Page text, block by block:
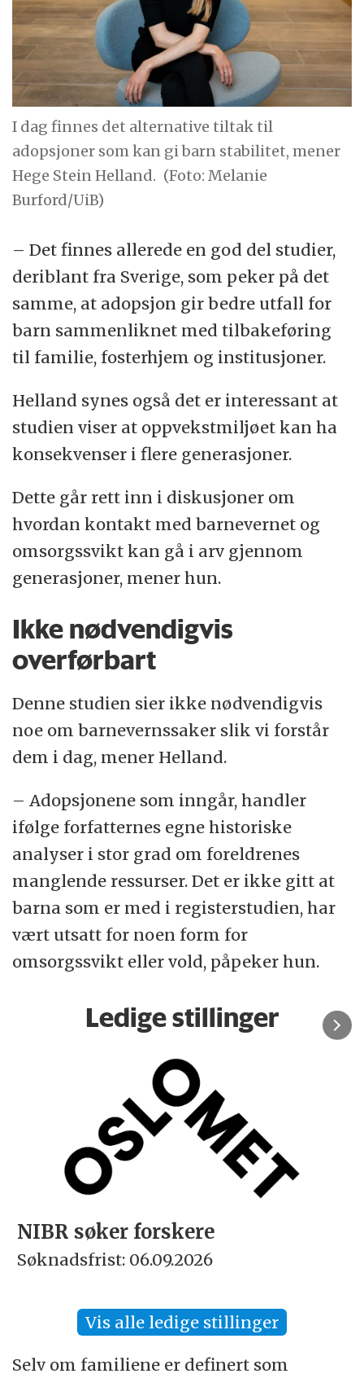
I dag finnes det alternative tiltak til
adopsjoner som kan gi barn stabilitet, mener
Hege Stein Helland. (Foto: Melanie
Burford/UiB)
– Det finnes allerede en god del studier,
deriblant fra Sverige, som peker på det
samme, at adopsjon gir bedre utfall for
barn sammenliknet med tilbakeføring
til familie, fosterhjem og institusjoner.
Helland synes også det er interessant at
studien viser at oppvekstmiljøet kan ha
konsekvenser i flere generasjoner.
Dette går rett inn i diskusjoner om
hvordan kontakt med barnevernet og
omsorgssvikt kan gå i arv gjennom
generasjoner, mener hun.
Ikke nødvendigvis
overførbart
Denne studien sier ikke nødvendigvis
noe om barnevernssaker slik vi forstår
dem i dag, mener Helland.
– Adopsjonene som inngår, handler
ifølge forfatternes egne historiske
analyser i stor grad om foreldrenes
manglende ressurser. Det er ikke gitt at
barna som er med i registerstudien, har
vært utsatt for noen form for
omsorgssvikt eller vold, påpeker hun.
Ledige stillinger
NIBR søker forskere
Søknadsfrist: 06.09.2026
Vis alle ledige stillinger
Selv om familiene er definert som